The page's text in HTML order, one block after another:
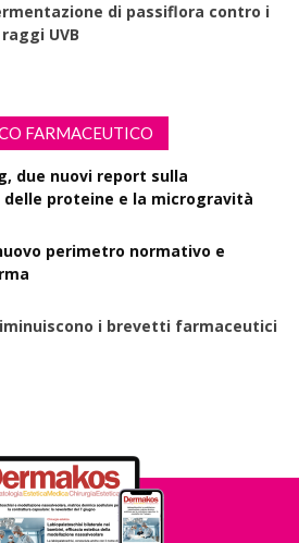
di passiflora contro i
UVB
FARMACEUTICO
due nuovi report sulla
proteine e la microgravità
perimetro normativo e
i brevetti farmaceutici